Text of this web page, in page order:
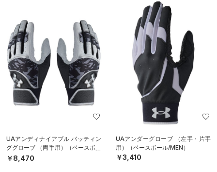
UAアンディナイアブル バッティン
ググローブ （両手用）（ベースボー
ル/MEN）
￥8,470
UAアンダーグローブ （左手・片手
用）（ベースボール/MEN）
￥3,410